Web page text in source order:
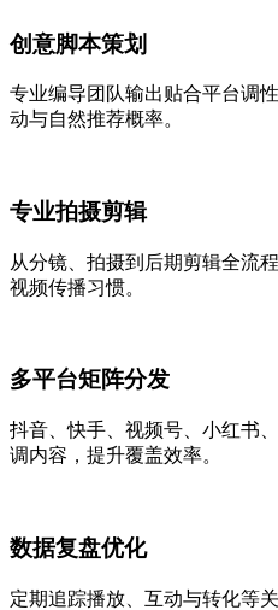
创意脚本策划
专业编导团队输出贴合平台调
动与自然推荐概率。
专业拍摄剪辑
从分镜、拍摄到后期剪辑全流
视频传播习惯。
多平台矩阵分发
抖音、快手、视频号、小红书
调内容，提升覆盖效率。
数据复盘优化
定期追踪播放、互动与转化等